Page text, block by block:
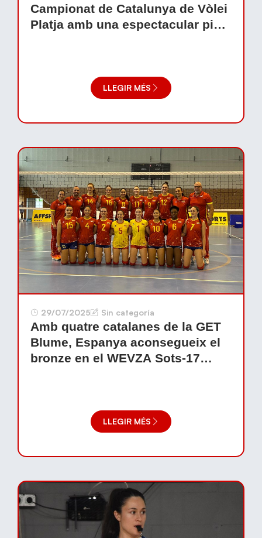
Campionat de Catalunya de Vòlei
Platja amb una espectacular pista
LLEGIR MÉS
29/07/2025 Sin categoría
Amb quatre catalanes de la GET
Blume, Espanya aconsegueix el
bronze en el WEVZA Sots-17
LLEGIR MÉS